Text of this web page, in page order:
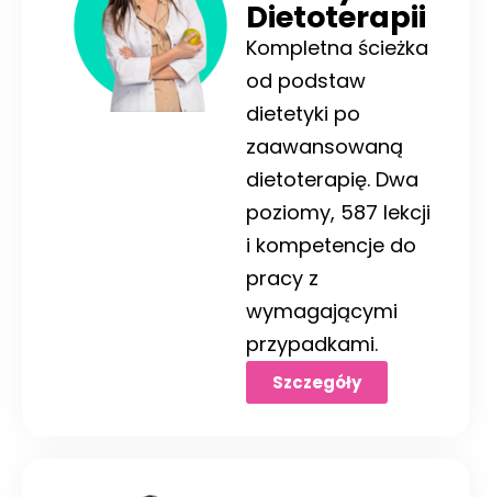
Dietoterapii
Kompletna ścieżka
od podstaw
dietetyki po
zaawansowaną
dietoterapię. Dwa
poziomy, 587 lekcji
i kompetencje do
pracy z
wymagającymi
przypadkami.
Szczegóły